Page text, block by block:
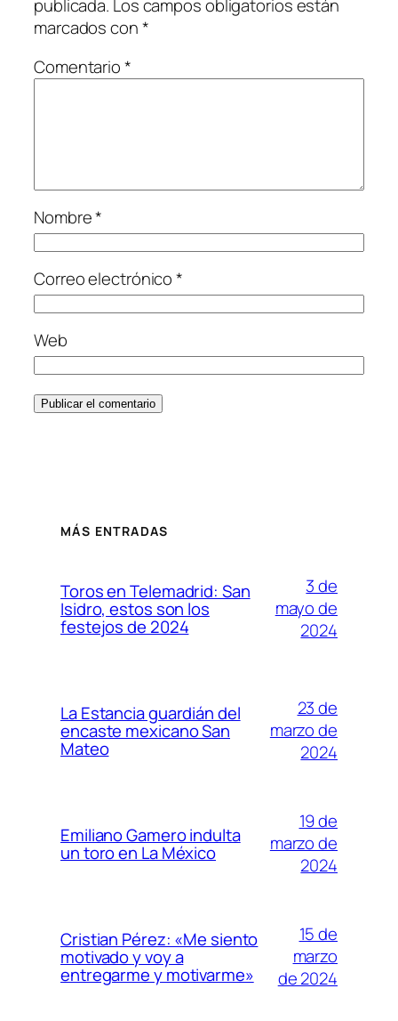
publicada. Los campos obligatorios están
marcados con*
Comentario*
Nombre*
Correo electrónico*
Web
MÁS ENTRADAS
Toros en Telemadrid: San
Isidro, estos son los
festejos de 2024
3 de
mayo de
2024
La Estancia guardián del
encaste mexicano San
Mateo
23 de
marzo de
2024
Emiliano Gamero indulta
un toro en La México
19 de
marzo de
2024
Cristian Pérez: «Me siento
motivado y voy a
entregarme y motivarme»
15 de
marzo
de 2024